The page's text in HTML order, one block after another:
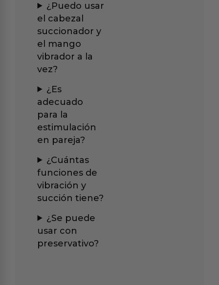
¿Puedo usar
el cabezal
succionador y
el mango
vibrador a la
vez?
¿Es
adecuado
para la
estimulación
en pareja?
¿Cuántas
funciones de
vibración y
succión tiene?
¿Se puede
usar con
preservativo?